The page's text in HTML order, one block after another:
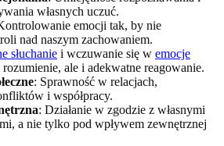
własnych uczuć.
emocji tak, by nie
nad naszym zachowaniem.
słuchanie i wczuwanie się w emocje
ale i adekwatne reagowanie.
: Sprawność w relacjach,
i współpracy.
: Działanie w zgodzie z własnymi
a nie tylko pod wpływem zewnętrznej